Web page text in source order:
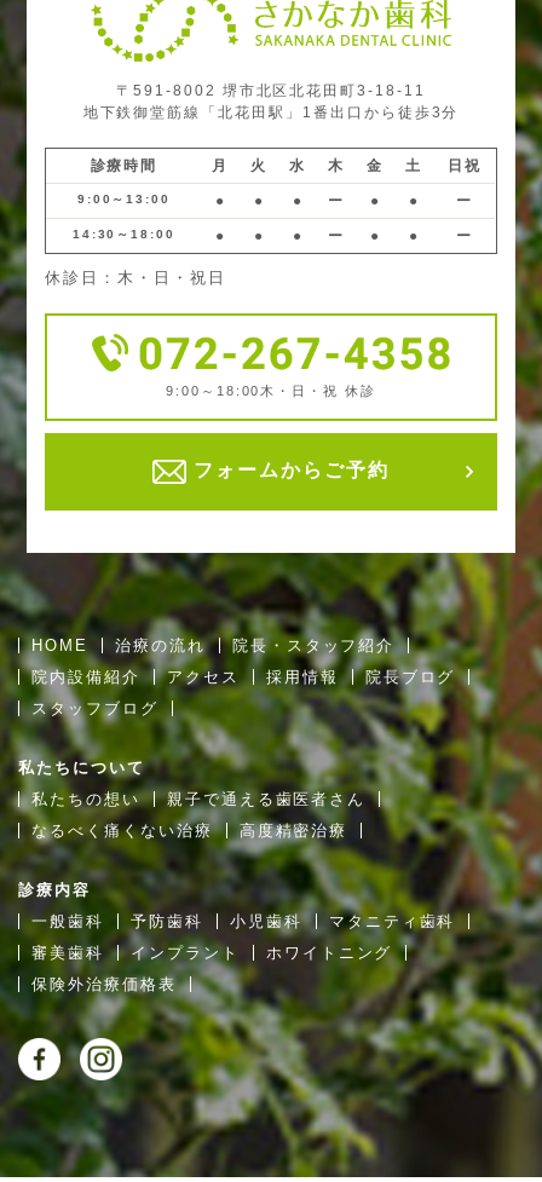
〒591-8002 堺市北区北花田町3-18-11
地下鉄御堂筋線「北花田駅」1番出口から徒歩3分
診療時間 月 火 水 木 金 土 日祝
9:00～13:00 ● ● ● ー ● ● ー
14:30～18:00 ● ● ● ー ● ● ー
休診日：木・日・祝日
9:00～18:00 木・日・祝 休診
フォームからご予約
HOME 治療の流れ
院長・スタッフ紹介
院内設備紹介
アクセス 採用情報
院長ブログ
スタッフブログ
私たちについて
私たちの想い
親子で通える歯医者さん
なるべく痛くない治療
高度精密治療
診療内容
一般歯科
予防歯科 小児歯科
マタニティ歯科
審美歯科
インプラント
ホワイトニング
保険外治療価格表